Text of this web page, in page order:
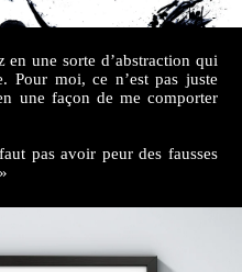
en une sorte d’abstraction qui
Pour moi, ce n’est pas juste
une façon de me comporter
pas avoir peur des fausses